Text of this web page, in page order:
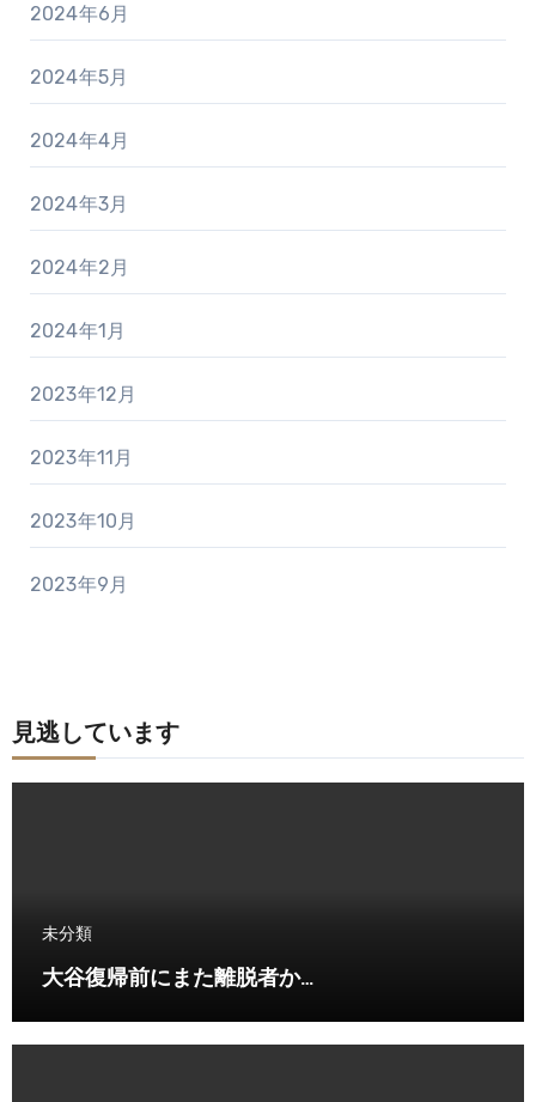
2024年6月
2024年5月
2024年4月
2024年3月
2024年2月
2024年1月
2023年12月
2023年11月
2023年10月
2023年9月
見逃しています
未分類
大谷復帰前にまた離脱者か…